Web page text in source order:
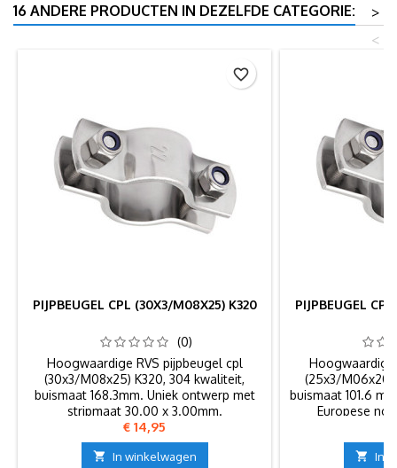
16 ANDERE PRODUCTEN IN DEZELFDE CATEGORIE:
>
<
PIJPBEUGEL CPL (30X3/M08X25) K320
(0)
Hoogwaardige RVS pijpbeugel cpl
(30x3/M08x25) K320, 304 kwaliteit,
buismaat 168.3mm. Uniek ontwerp met
stripmaat 30.00 x 3.00mm.
Prijs
€ 14,95
 In winkelwagen
favorite_border
PIJPBEUGEL
Hoogwaardige
(25x3/M06x20)
buismaat 101.6
Europese
 In